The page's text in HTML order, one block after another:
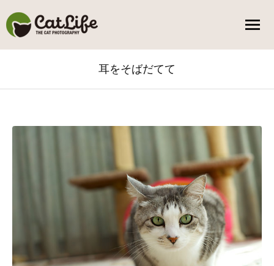
耳をそばだてて